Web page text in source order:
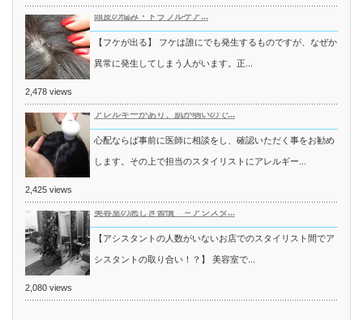
頭皮の悩み・トラブルケア...
【フケが出る】 フケは誰にでも発生するものですが、なぜか
異常に発生してしまう人がいます。正...
2,478 views
アレルギーがあり、肌が弱いので...
心配ならば事前に医師に相談をし、確認いただく事をお勧め
します。その上で担当のスタイリストにアレルギー...
2,425 views
美容室の悪しき習慣 ～アシスタ...
【アシスタントの人数がいないお店でのスタイリスト間でア
シスタントの取り合い！？】 美容室で...
2,080 views